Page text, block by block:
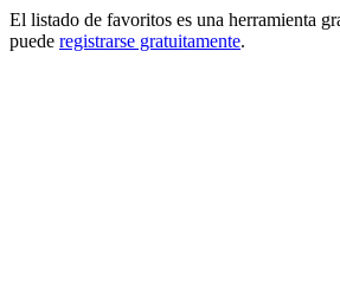
El listado de favoritos es una herramienta
puede registrarse gratuitamente.